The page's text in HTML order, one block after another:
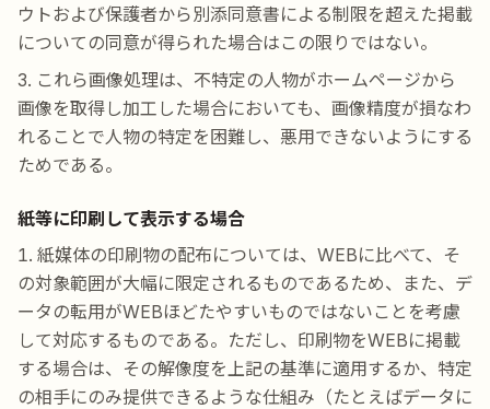
ウトおよび保護者から別添同意書による制限を超えた掲載
についての同意が得られた場合はこの限りではない。
これら画像処理は、不特定の人物がホームページから
画像を取得し加工した場合においても、画像精度が損なわ
れることで人物の特定を困難し、悪用できないようにする
ためである。
紙等に印刷して表示する場合
紙媒体の印刷物の配布については、WEBに比べて、そ
の対象範囲が大幅に限定されるものであるため、また、デ
ータの転用がWEBほどたやすいものではないことを考慮
して対応するものである。ただし、印刷物をWEBに掲載
する場合は、その解像度を上記の基準に適用するか、特定
の相手にのみ提供できるような仕組み（たとえばデータに